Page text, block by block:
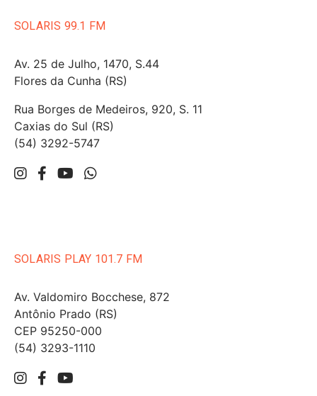
SOLARIS 99.1 FM
Av. 25 de Julho, 1470, S.44
Flores da Cunha (RS)
Rua Borges de Medeiros, 920, S. 11
Caxias do Sul (RS)
(54) 3292-5747
SOLARIS PLAY 101.7 FM
Av. Valdomiro Bocchese, 872
Antônio Prado (RS)
CEP 95250-000
(54) 3293-1110